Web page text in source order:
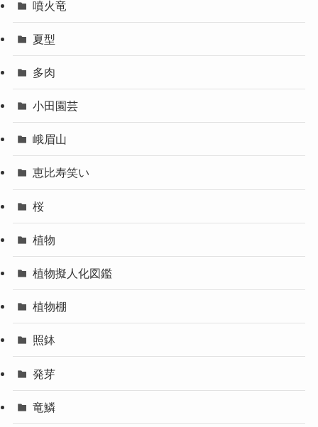
噴火竜
夏型
多肉
小田園芸
峨眉山
恵比寿笑い
桜
植物
植物擬人化図鑑
植物棚
照鉢
発芽
竜鱗